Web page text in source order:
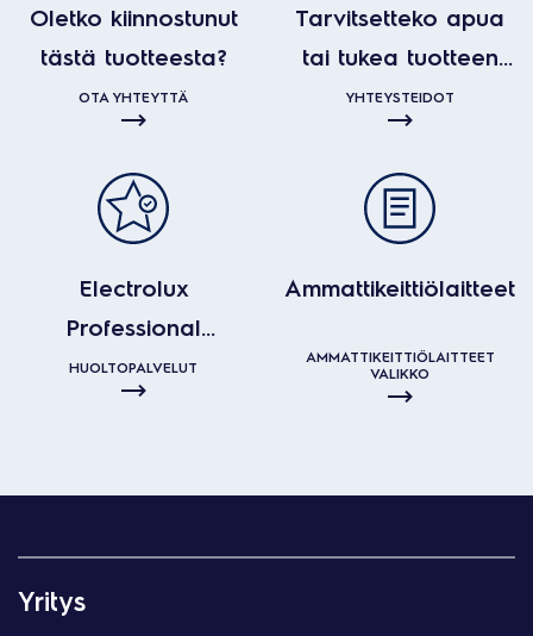
Oletko kiinnostunut
tästä tuotteesta?
OTA YHTEYTTÄ
Tarvitsetteko apua
tai tukea tuotteen
kanssa?
YHTEYSTEIDOT
Electrolux
Professional
huoltopalvelut
HUOLTOPALVELUT
Ammattikeittiölaitteet
AMMATTIKEITTIÖLAITTEET
VALIKKO
Yritys